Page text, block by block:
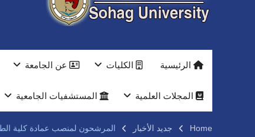
التهنئة عقب توليه مهام منصبه ويشيد بجهود
رجال الشرطه
النعماني والمدير التنفيذي لشركة وادي النيل
والخدمية بجامعة سوهاج الجديدة
الإلكتروني للقبول بالجامعات 2026
الرئيسية الكليات عن الجامعة
المجلات العلمية المستشفيات الجامعية
Home جديد الأخبار المرشحون لمنصب عمادة كلية